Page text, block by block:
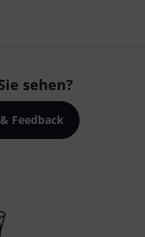
sehen?
Feedback